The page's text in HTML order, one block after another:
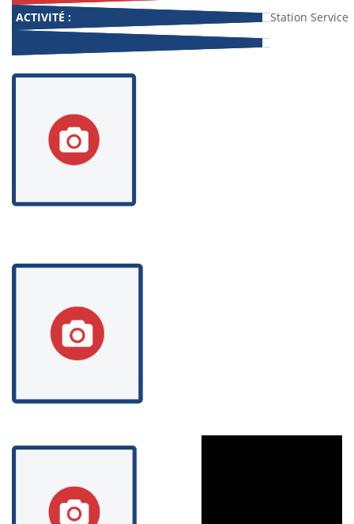
ACTIVITÉ :
Station Service